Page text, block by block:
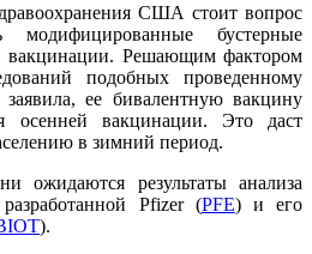
США стоит вопрос
модифицированные бустерные
вакцинации. Решающим фактором
подобных проведенному
ее бивалентную вакцину
осенней вакцинации. Это даст
в зимний период.
ожидаются результаты анализа
Pfizer (PFE) и его
).